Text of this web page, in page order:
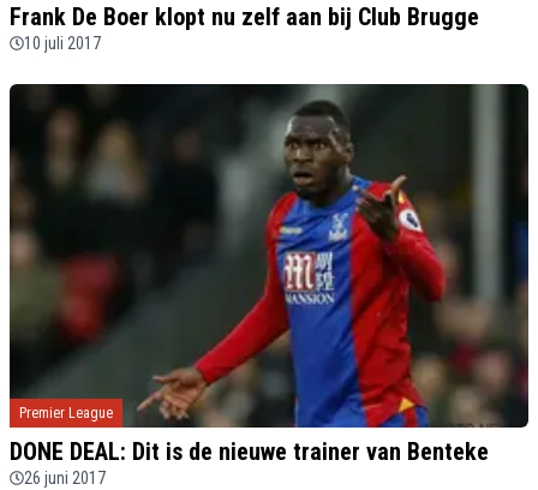
Frank De Boer klopt nu zelf aan bij Club Brugge
10 juli 2017
Premier League
DONE DEAL: Dit is de nieuwe trainer van Benteke
26 juni 2017